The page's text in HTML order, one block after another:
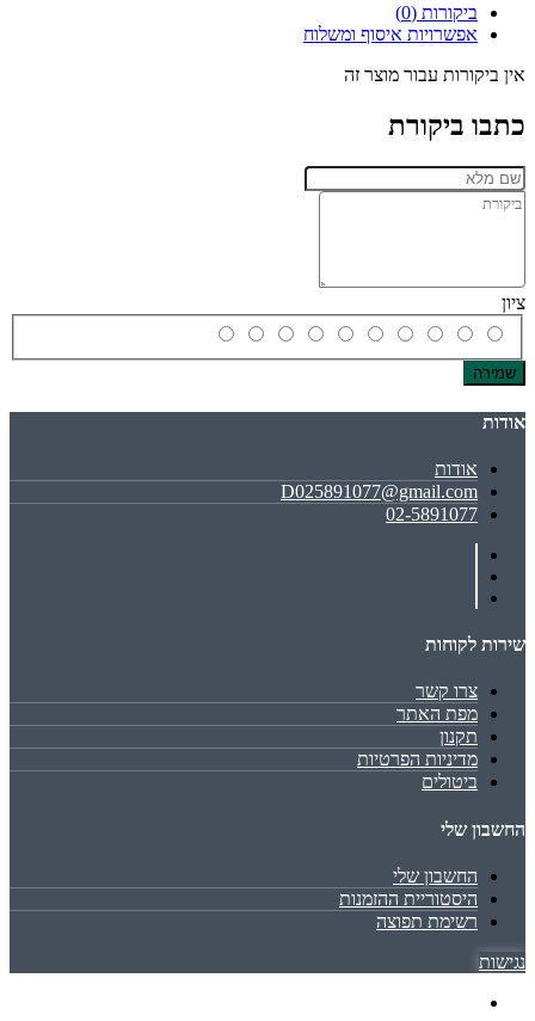
ביקורות (0)
אפשרויות איסוף ומשלוח
אין ביקורות עבור מוצר זה
כתבו ביקורת
ציון
שמירה
אודות
אודות
D025891077@gmail.com
02-5891077
שירות לקוחות
צרו קשר
מפת האתר
תקנון
מדיניות הפרטיות
ביטולים
החשבון שלי
החשבון שלי
היסטוריית ההזמנות
רשימת תפוצה
נגישות